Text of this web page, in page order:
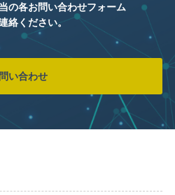
の各お問い合わせフォーム
絡ください。
い合わせ